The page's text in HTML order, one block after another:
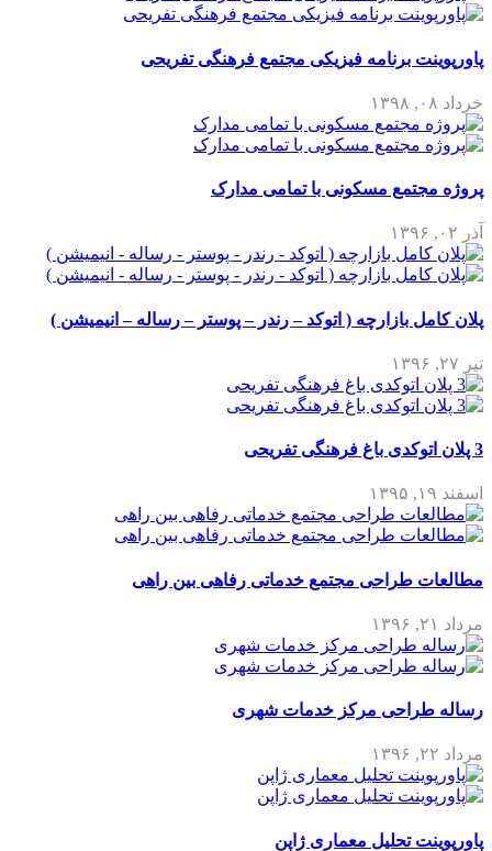
پاورپوینت برنامه فیزیکی مجتمع فرهنگی تفریحی
خرداد ۰۸, ۱۳۹۸
پروژه مجتمع مسکونی با تمامی مدارک
آذر ۰۲, ۱۳۹۶
پلان کامل بازارچه ( اتوکد – رندر – پوستر – رساله – انیمیشن )
تیر ۲۷, ۱۳۹۶
3 پلان اتوکدی باغ فرهنگی تفریحی
اسفند ۱۹, ۱۳۹۵
مطالعات طراحی مجتمع خدماتی رفاهی بین راهی
مرداد ۲۱, ۱۳۹۶
رساله طراحی مرکز خدمات شهری
مرداد ۲۲, ۱۳۹۶
پاورپوینت تحلیل معماری ژاپن